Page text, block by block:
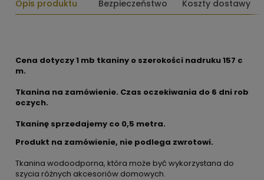
Opis produktu Bezpieczeństwo Koszty dostawy
Cena dotyczy 1 mb tkaniny o szerokości nadruku 157 c
m.
Tkanina na zamówienie. Czas oczekiwania do 6 dni rob
oczych.
Tkaninę sprzedajemy co 0,5 metra.
Produkt na zamówienie, nie podlega zwrotowi.
Tkanina wodoodporna, która może być wykorzystana do
szycia różnych akcesoriów domowych.